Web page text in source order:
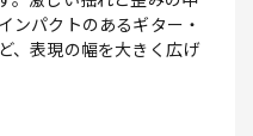
ンパクトのあるギター・
、表現の幅を大きく広げ